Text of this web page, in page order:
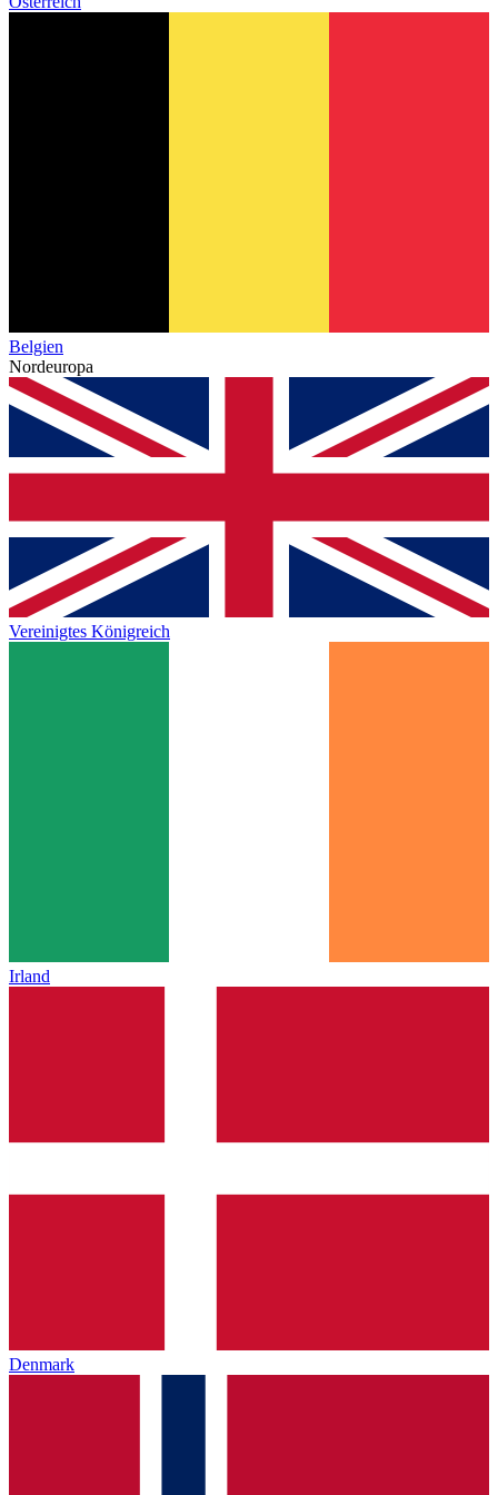
Belgien
Nordeuropa
Vereinigtes Königreich
Irland
Denmark